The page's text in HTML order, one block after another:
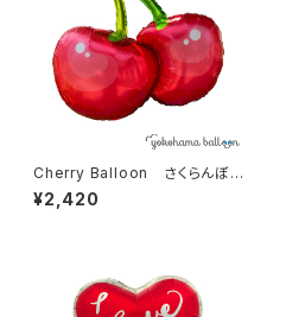
Cherry Balloon さくらんぼ
風船（10個入）
¥2,420